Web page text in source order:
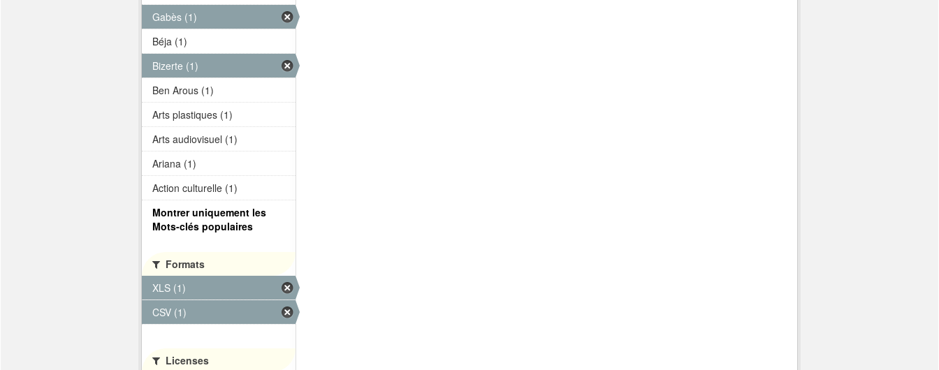
Gabès (1)
Béja (1)
Bizerte (1)
Ben Arous (1)
Arts plastiques (1)
Arts audiovisuel (1)
Ariana (1)
Action culturelle (1)
Montrer uniquement les
Mots-clés populaires
Formats
XLS (1)
CSV (1)
Licenses